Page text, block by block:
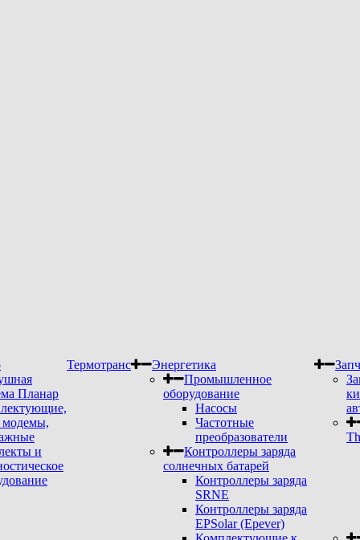
Планар
модемы,
и
Термотранс
Энергетика
Промышленное
оборудование
Насосы
Частотные
преобразователи
Контроллеры заряда
солнечных батарей
Контроллеры заряда
SRNE
Контроллеры заряда
EPSolar (Epever)